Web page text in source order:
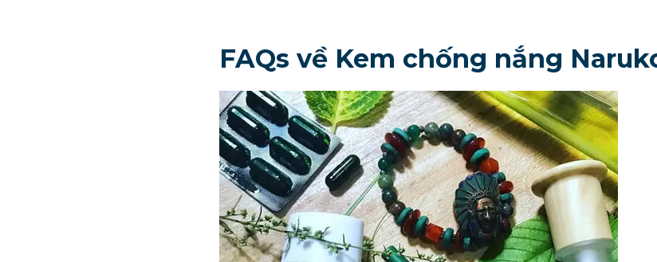
FAQs về Kem chống nắng